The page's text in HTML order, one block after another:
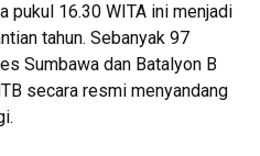
pukul 16.30 WITA ini menjadi
tahun. Sebanyak 97
Sumbawa dan Batalyon B
secara resmi menyandang